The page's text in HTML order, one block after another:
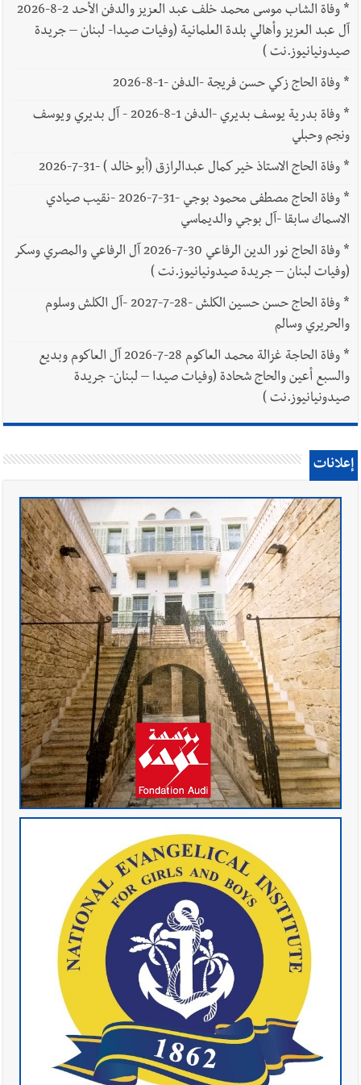
*
وفاة الشاب موسى محمد خلف عبد العزيز والدفن الأحد 2-8-2026
آل عبد العزيز وأهالي بلدة العلمانية (وفيات صيدا- لبنان – جريدة
صيدونيانيوز.نت )
*وفاة الحاج زكي حسن فريجة -الدفن -1-8-2026
*
وفاة بدرية يوسف بديري -الدفن 1-8-2026 - آل بديري ويوسف
ونجم وحبلي
*وفاة الحاج الاستاذ خير كمال عبدالرازق (أبو خالد ) -31-7-2026
*
وفاة الحاج مصطفى محمود بوجي -31-7-2026 -نقيب صيادي
الاسماك سابقا -آل بوجي والديماسي
*
وفاة الحاج نور الدين الرفاعي 30-7-2026 آل الرفاعي والمصري وسكر
(وفيات لبنان – جريدة صيدونيانيوز.نت )
*
وفاة الحاج حسن حسين الكلش -28-7-2027 -آل الكلش وسلوم
والحريري وسالم
*
وفاة الحاجة غزالة محمد العاكوم 28-7-2026 آل العاكوم وبديع
والسبع أعين والحاج شحادة (وفيات صيدا – لبنان- جريدة
صيدونيانيوز.نت )
إعلانات